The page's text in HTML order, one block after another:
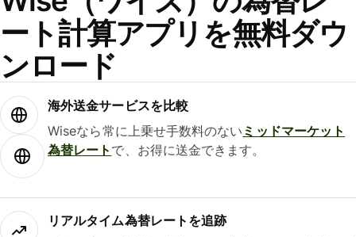
ート計算アプリを無料ダウ
ンロード
海外送金サービスを比較
Wiseなら常に上乗せ手数料のない ミッドマーケット
為替レート で、お得に送金できます。
リアルタイム為替レートを追跡